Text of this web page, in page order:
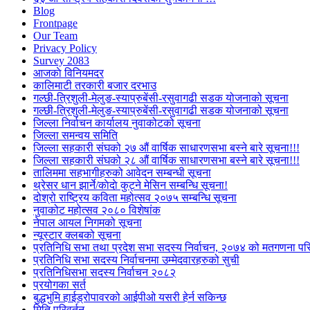
Blog
Frontpage
Our Team
Privacy Policy
Survey 2083
आजकाे विनियमदर
कालिमाटी तरकारी बजार दरभाउ
गल्छी-त्रिशुली-मेलुङ-स्याप्रुबेंसी-रसुवागढी सडक योजनाको सूचना
गल्छी-त्रिशुली-मेलुङ-स्याप्रुबेंसी-रसुवागढी सडक योजनाको सूचना
जिल्ला निर्वाचन कार्यालय नुवाकोटको सूचना
जिल्ला समन्वय समिति
जिल्ला सहकारी संघको २७ औं वार्षिक साधारणसभा बस्ने बारे सूचना!!!
जिल्ला सहकारी संघको २८ औं वार्षिक साधारणसभा बस्ने बारे सूचना!!!
तालिममा सहभागीहरुको आवेदन सम्बन्धी सूचना
थ्रेसर धान झार्ने/काेदाे कुट्ने मेसिन सम्बन्धि सूचना!
दोश्रो राष्ट्रिय कविता महोत्सव २०७५ सम्बन्धि सूचना
नुवाकोट महोत्सव २०८० विशेषांक
नेपाल आयल निगमको सूचना
न्यूस्टार क्लबको सूचना
प्रतिनिधि सभा तथा प्रदेश सभा सदस्य निर्वाचन, २०७४ को मतगणना
प्रतिनिधि सभा सदस्य निर्वाचनमा उम्मेदवारहरुको सुची
प्रतिनिधिसभा सदस्य निर्वाचन २०८२
प्रयोगका सर्त
बुद्धभुमि हाईड्रोपावरको आईपीओ यसरी हेर्न सकिन्छ